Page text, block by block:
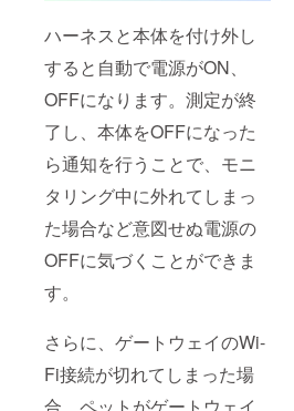
ハーネスと本体を付け外し
すると自動で電源がON、
OFFになります。測定が終
了し、本体をOFFになった
ら通知を行うことで、モニ
タリング中に外れてしまっ
た場合など意図せぬ電源の
OFFに気づくことができま
す。
さらに、ゲートウェイのWi-
Fi接続が切れてしまった場
合、ペットがゲートウェイ